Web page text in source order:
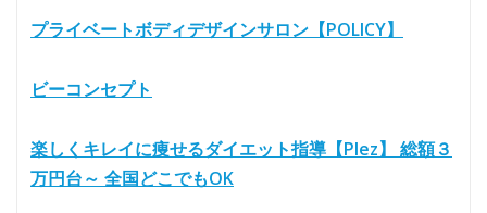
プライベートボディデザインサロン【POLICY】
ビーコンセプト
楽しくキレイに痩せるダイエット指導【Plez】 総額３
万円台～ 全国どこでもOK